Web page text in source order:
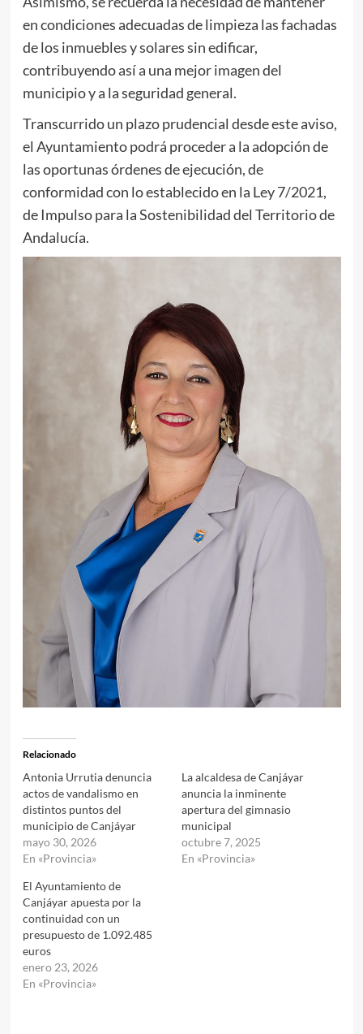
en condiciones adecuadas de limpieza las fachadas
de los inmuebles y solares sin edificar,
contribuyendo así a una mejor imagen del
municipio y a la seguridad general.
Transcurrido un plazo prudencial desde este aviso,
el Ayuntamiento podrá proceder a la adopción de
las oportunas órdenes de ejecución, de
conformidad con lo establecido en la Ley 7/2021,
de Impulso para la Sostenibilidad del Territorio de
Andalucía.
Relacionado
Antonia Urrutia denuncia
actos de vandalismo en
distintos puntos del
municipio de Canjáyar
mayo 30, 2026
En «Provincia»
La alcaldesa de Canjáyar
anuncia la inminente
apertura del gimnasio
municipal
octubre 7, 2025
En «Provincia»
El Ayuntamiento de
Canjáyar apuesta por la
continuidad con un
presupuesto de 1.092.485
euros
enero 23, 2026
En «Provincia»